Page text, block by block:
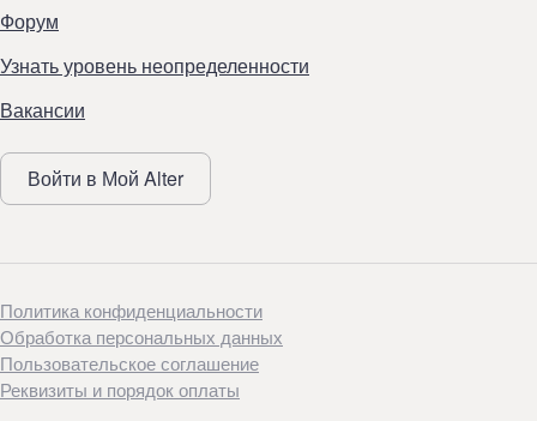
Форум
Узнать уровень неопределенности
Вакансии
Войти в Мой Alter
Политика конфиденциальности
Обработка персональных данных
Пользовательское соглашение
Реквизиты и порядок оплаты